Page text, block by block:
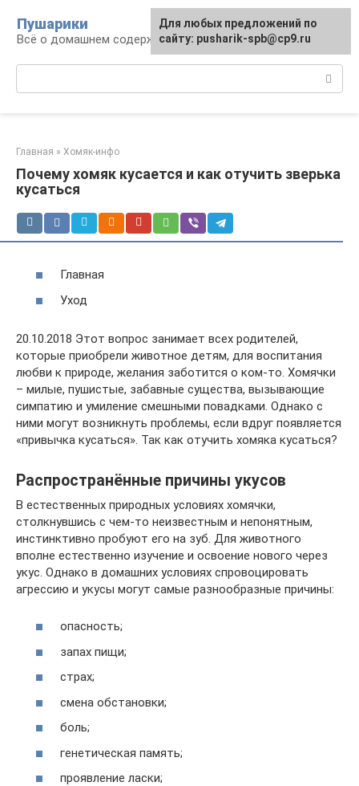
контенту
Пушарики
Всё о домашнем содержании грызунов
Главная » Хомяк-инфо
Почему хомяк кусается и как отучить зверька
кусаться
Главная
Уход
20.10.2018 Этот вопрос занимает всех родителей,
которые приобрели животное детям, для воспитания
любви к природе, желания заботится о ком-то. Хомячки
– милые, пушистые, забавные существа, вызывающие
симпатию и умиление смешными повадками. Однако с
ними могут возникнуть проблемы, если вдруг появляется
«привычка кусаться». Так как отучить хомяка кусаться?
Распространённые причины укусов
В естественных природных условиях хомячки,
столкнувшись с чем-то неизвестным и непонятным,
инстинктивно пробуют его на зуб. Для животного
вполне естественно изучение и освоение нового через
укус. Однако в домашних условиях спровоцировать
агрессию и укусы могут самые разнообразные причины:
опасность;
запах пищи;
страх;
смена обстановки;
боль;
генетическая память;
проявление ласки;
Для любых предложений по
сайту: pusharik-spb@cp9.ru